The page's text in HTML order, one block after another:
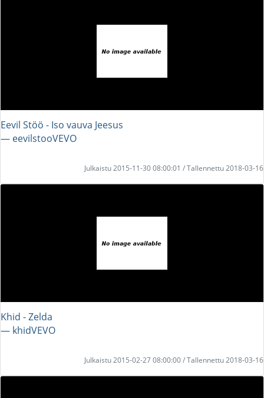
Eevil Stöö - Iso vauva Jeesus
― eevilstooVEVO
Julkaistu 2015-11-30 08:00:01 / Tallennettu 2018-03-16
Khid - Zelda
― khidVEVO
Julkaistu 2015-02-27 08:00:00 / Tallennettu 2018-03-16